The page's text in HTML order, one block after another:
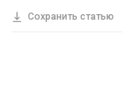
Сохранить статью